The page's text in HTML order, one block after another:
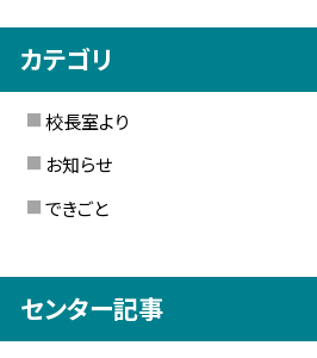
カテゴリ
校長室より
お知らせ
できごと
センター記事